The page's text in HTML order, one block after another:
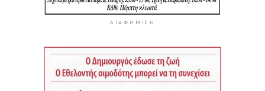
ΔΙΑΦΉΜΙΣΗ